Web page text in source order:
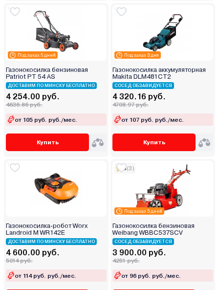
Под заказ 5 дней
Газонокосилка бензиновая
Patriot PT 54 AS
ДОСТАВИМ ПО МИНСКУ БЕСПЛАТНО
4 254.00 руб.
4636.86 руб.
от 105 руб. руб./мес.
Купить
Под заказ 3 дня
Газонокосилка аккумуляторная
Makita DLM481CT2
СОСЕД ОБЗАВИДУЕТСЯ
4 320.16 руб.
4708.97 руб.
от 107 руб. руб./мес.
Купить
Газонокосилка-робот Worx
Landroid M WR142E
ДОСТАВИМ ПО МИНСКУ БЕСПЛАТНО
4 600.00 руб.
5014 руб.
от 114 руб. руб./мес.
Под заказ 5 дней
5(3)
Газонокосилка бензиновая
Weibang WBBC537SCV
СОСЕД ОБЗАВИДУЕТСЯ
3 900.00 руб.
4251 руб.
от 96 руб. руб./мес.